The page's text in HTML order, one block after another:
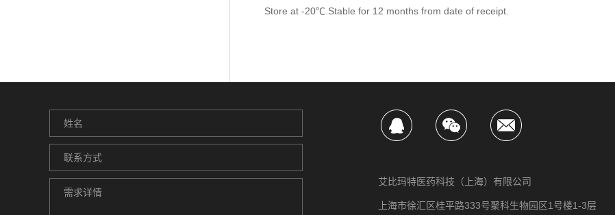
Store at -20℃.Stable for 12 months from date of receipt.
艾比玛特医药科技（上海）有限公司
上海市徐汇区桂平路333号聚科生物园区1号楼1-3层